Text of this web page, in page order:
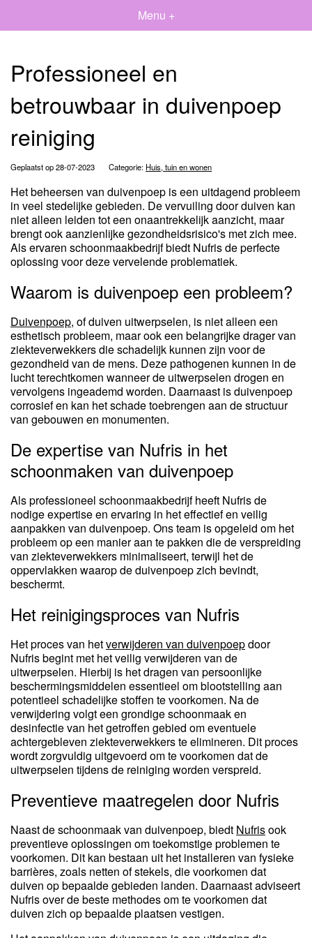
Menu +
Professioneel en
betrouwbaar in duivenpoep
reiniging
Geplaatst op 28-07-2023 Categorie: Huis, tuin en wonen
Het beheersen van duivenpoep is een uitdagend probleem
in veel stedelijke gebieden. De vervuiling door duiven kan
niet alleen leiden tot een onaantrekkelijk aanzicht, maar
brengt ook aanzienlijke gezondheidsrisico's met zich mee.
Als ervaren schoonmaakbedrijf biedt Nufris de perfecte
oplossing voor deze vervelende problematiek.
Waarom is duivenpoep een probleem?
Duivenpoep, of duiven uitwerpselen, is niet alleen een
esthetisch probleem, maar ook een belangrijke drager van
ziekteverwekkers die schadelijk kunnen zijn voor de
gezondheid van de mens. Deze pathogenen kunnen in de
lucht terechtkomen wanneer de uitwerpselen drogen en
vervolgens ingeademd worden. Daarnaast is duivenpoep
corrosief en kan het schade toebrengen aan de structuur
van gebouwen en monumenten.
De expertise van Nufris in het
schoonmaken van duivenpoep
Als professioneel schoonmaakbedrijf heeft Nufris de
nodige expertise en ervaring in het effectief en veilig
aanpakken van duivenpoep. Ons team is opgeleid om het
probleem op een manier aan te pakken die de verspreiding
van ziekteverwekkers minimaliseert, terwijl het de
oppervlakken waarop de duivenpoep zich bevindt,
beschermt.
Het reinigingsproces van Nufris
Het proces van hetverwijderen van duivenpoepdoor
Nufris begint met het veilig verwijderen van de
uitwerpselen. Hierbij is het dragen van persoonlijke
beschermingsmiddelen essentieel om blootstelling aan
potentieel schadelijke stoffen te voorkomen. Na de
verwijdering volgt een grondige schoonmaak en
desinfectie van het getroffen gebied om eventuele
achtergebleven ziekteverwekkers te elimineren. Dit proces
wordt zorgvuldig uitgevoerd om te voorkomen dat de
uitwerpselen tijdens de reiniging worden verspreid.
Preventieve maatregelen door Nufris
Naast de schoonmaak van duivenpoep, biedt Nufrisook
preventieve oplossingen om toekomstige problemen te
voorkomen. Dit kan bestaan uit het installeren van fysieke
barrières, zoals netten of stekels, die voorkomen dat
duiven op bepaalde gebieden landen. Daarnaast adviseert
Nufris over de beste methodes om te voorkomen dat
duiven zich op bepaalde plaatsen vestigen.